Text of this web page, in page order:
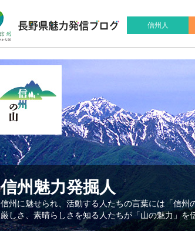
信州人
信州魅力発掘人
信州に魅せられ、活動する人たちの言葉には「信州
厳しさ、素晴らしさを知る人たちが「山の魅力」を